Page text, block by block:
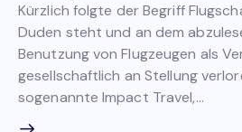
Kürzlich folgte der Begriff
Duden steht und an dem
Benutzung von Flugzeugen als
gesellschaftlich an Stellung
sogenannte Impact Travel,…